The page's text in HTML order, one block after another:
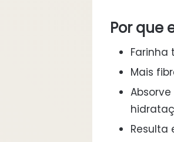
Por que
Farinha
Mais